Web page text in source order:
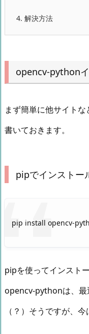
4. 解決方法
opencv-python
まず簡単に他サイト
書いておきます。
pipでインストー
pip install opencv-
pipを使ってインストー
opencv-pythonは、最
（？）そうですが、今